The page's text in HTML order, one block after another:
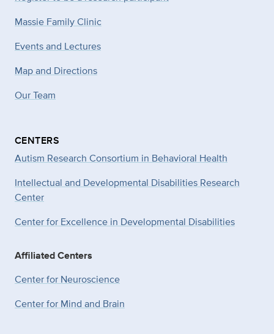
Massie Family Clinic
Events and Lectures
Map and Directions
Our Team
CENTERS
Autism Research Consortium in Behavioral Health
Intellectual and Developmental Disabilities Research
Center
Center for Excellence in Developmental Disabilities
Affiliated Centers
Center for Neuroscience
Center for Mind and Brain